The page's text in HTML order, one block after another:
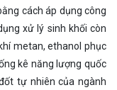
cách áp dụng công
xử lý sinh khối còn
metan, ethanol phục
kê năng lượng quốc
tự nhiên của ngành